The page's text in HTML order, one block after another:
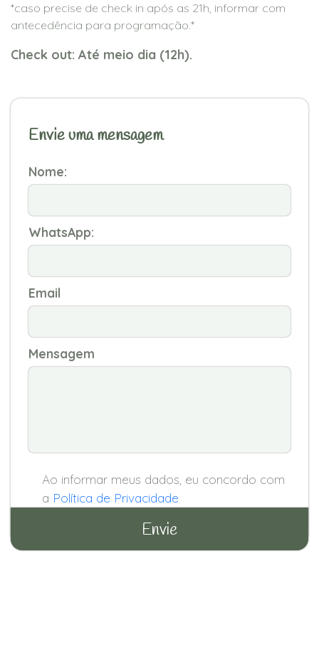
*caso precise de check in após as 21h, informar com
antecedência para programação.*
Check out: Até meio dia (12h).
Envie uma mensagem
Nome:
WhatsApp:
Email
Mensagem
Ao informar meus dados, eu concordo com
a Política de Privacidade